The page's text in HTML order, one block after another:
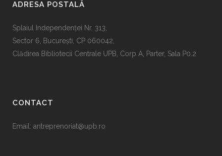
ADRESA POSTALĂ
Splaiul Independenţei Nr. 313,
Sector 6, Bucureşti, CP 060042,
Clădirea Bibliotecii Centrale UPB, Corp A, Parter, Sala P0.2
CONTACT
Email: antreprenoriat@upb.ro